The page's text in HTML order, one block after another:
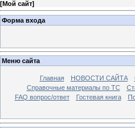
[Мой сайт]
Форма входа
Меню сайта
Главная НОВОСТИ САЙТА
Справочные материалы по TС
FAQ вопрос/ответ
Гостевая книга